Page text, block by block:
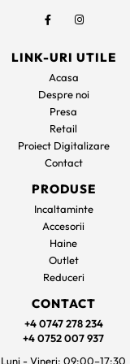
LINK-URI UTILE
Acasa
Despre noi
Presa
Retail
Proiect Digitalizare
Contact
PRODUSE
Incaltaminte
Accesorii
Haine
Outlet
Reduceri
CONTACT
+4 0747 278 234
+4 0752 007 937
Luni - Vineri: 09:00–17:30